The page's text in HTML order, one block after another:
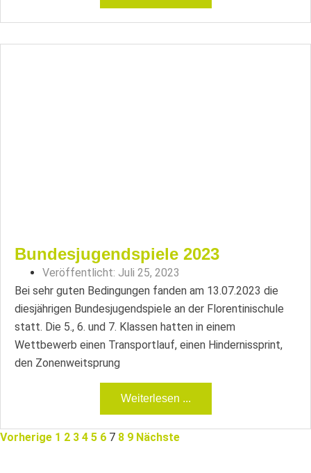
Bundesjugendspiele 2023
Veröffentlicht: Juli 25, 2023
Bei sehr guten Bedingungen fanden am 13.07.2023 die
diesjährigen Bundesjugendspiele an der Florentinischule
statt. Die 5., 6. und 7. Klassen hatten in einem
Wettbewerb einen Transportlauf, einen Hindernissprint,
den Zonenweitsprung
Weiterlesen ...
Vorherige 1 2 3 4 5 6 7 8 9 Nächste